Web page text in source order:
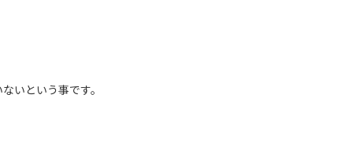
いという事です。